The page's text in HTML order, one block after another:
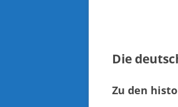
Die
Zu den